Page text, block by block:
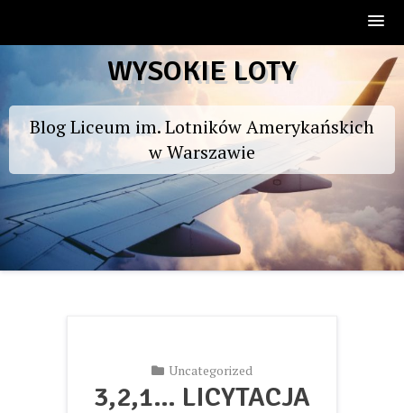
to
WYSOKIE LOTY
Blog Liceum im. Lotników Amerykańskich
w Warszawie
Uncategorized
3,2,1… LICYTACJA